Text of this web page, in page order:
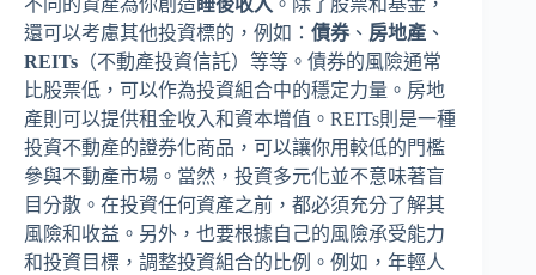
不同的資產為你創造睡後收入 。除了股票和基金，
還可以考慮其他投資標的，例如： 債券、 房地產 、
REITs （不動產投資信託）等等。債券的風險通常
比股票低，可以作為投資組合中的穩定力量。房地
產則可以提供租金收入和資本增值。REITs則是一種
投資不動產的證券化商品，可以讓你用較低的門檻
參與不動產市場。當然，投資多元化並不意味著盲
目分散。在投資任何資產之前，都必須充分了解其
風險和收益。另外，也要根據自己的風險承受能力
和投資目標，調整投資組合的比例。例如，年輕人